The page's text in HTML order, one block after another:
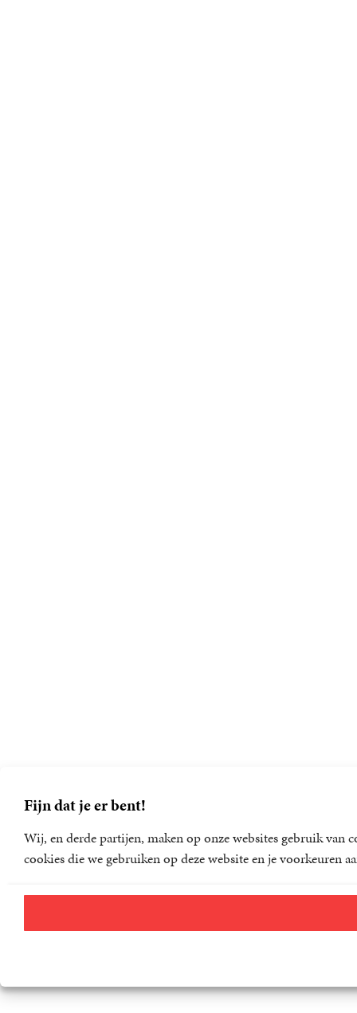
Fijn dat je er bent!
Wij, en derde partijen, maken op onze websites gebruik van
cookies die we gebruiken op deze website en je voorkeuren